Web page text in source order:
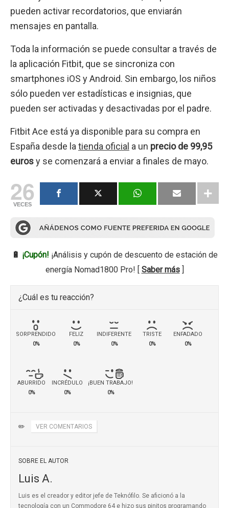
pueden activar recordatorios, que enviarán
mensajes en pantalla.
Toda la información se puede consultar a través de
la aplicación Fitbit, que se sincroniza con
smartphones iOS y Android. Sin embargo, los niños
sólo pueden ver estadísticas e insignias, que
pueden ser activadas y desactivadas por el padre.
Fitbit Ace está ya disponible para su compra en
España desde latienda oficial a un precio de 99,95
eurosy se comenzará a enviar a finales de mayo.
26
VECES
🔋 ¡Cupón! ¡Análisis y cupón de descuento de estación de
energía Nomad1800 Pro! [ Saber más]
¿Cuál es tu reacción?
SORPRENDIDO
0%
FELIZ
0%
INDIFERENTE
0%
TRISTE
0%
ENFADADO
0%
ABURRIDO
0%
INCRÉDULO
0%
¡BUEN TRABAJO!
0%
✏️ VER COMENTARIOS
SOBRE EL AUTOR
Luis A.
Luis es el creador y editor jefe de Teknófilo. Se aficionó a la
tecnología con un Commodore 64 e hizo sus pinitos programando